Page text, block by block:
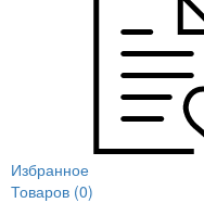
Избранное
Товаров (0)